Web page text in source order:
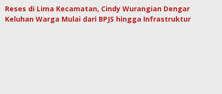
Reses di Lima Kecamatan, Cindy Wurangian Dengar
Keluhan Warga Mulai dari BPJS hingga Infrastruktur